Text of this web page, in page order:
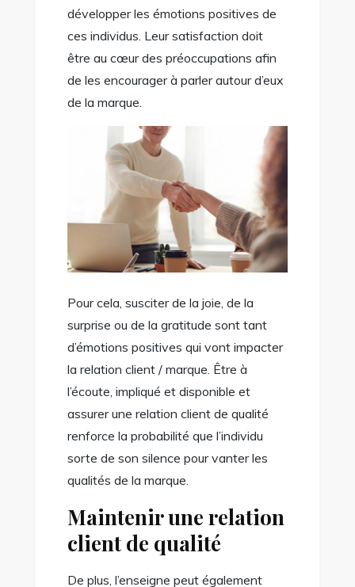
développer les émotions positives de
ces individus. Leur satisfaction doit
être au cœur des préoccupations afin
de les encourager à parler autour d’eux
de la marque.
Pour cela, susciter de la joie, de la
surprise ou de la gratitude sont tant
d’émotions positives qui vont impacter
la relation client / marque. Être à
l’écoute, impliqué et disponible et
assurer une relation client de qualité
renforce la probabilité que l’individu
sorte de son silence pour vanter les
qualités de la marque.
Maintenir une relation
client de qualité
De plus, l’enseigne peut également